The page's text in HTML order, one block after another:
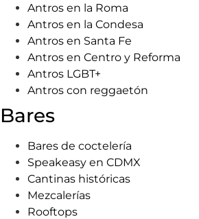
Antros en la Roma
Antros en la Condesa
Antros en Santa Fe
Antros en Centro y Reforma
Antros LGBT+
Antros con reggaetón
Bares
Bares de coctelería
Speakeasy en CDMX
Cantinas históricas
Mezcalerías
Rooftops